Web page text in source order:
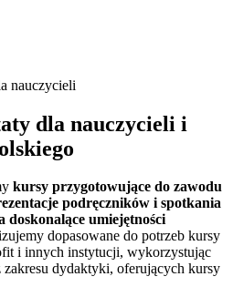
nauczycieli
dla nauczycieli i
kursy przygotowujące do zawodu
podręczników i spotkania
doskonalące umiejętności
dopasowane do potrzeb kursy
i innych instytucji, wykorzystując
dydaktyki, oferujących kursy